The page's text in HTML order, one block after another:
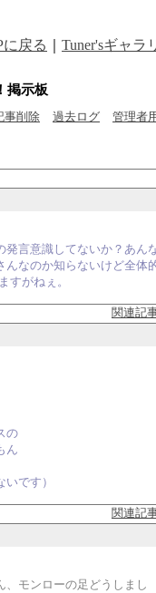
に戻る Tuner'sギャラ
掲示板
事削除 過去ログ 管理者
発言意識してないか？あん
んなのか知らないけど全体
すがねぇ。
関連記
の
ん
です）
関連記
モンローの足どうしまし